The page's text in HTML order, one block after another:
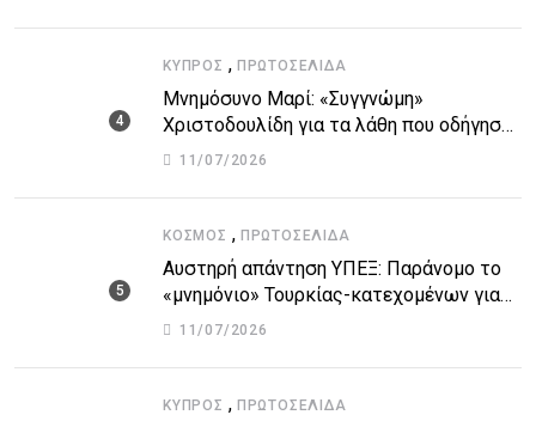
ΚΎΠΡΟΣ , ΠΡΩΤΟΣΈΛΙΔΑ
Μνημόσυνο Μαρί: «Συγγνώμη»
Χριστοδουλίδη για τα λάθη που οδήγησαν
στην τραγωδία
11/07/2026
ΚΌΣΜΟΣ , ΠΡΩΤΟΣΈΛΙΔΑ
Αυστηρή απάντηση ΥΠΕΞ: Παράνομο το
«μνημόνιο» Τουρκίας-κατεχομένων για
τον υποθαλάσσιο αγωγό
11/07/2026
ΚΎΠΡΟΣ , ΠΡΩΤΟΣΈΛΙΔΑ